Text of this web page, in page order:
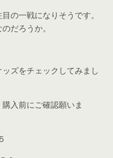
の一戦になりそうです。
だろうか。
ズをチェックしてみまし
入前にご確認願いま